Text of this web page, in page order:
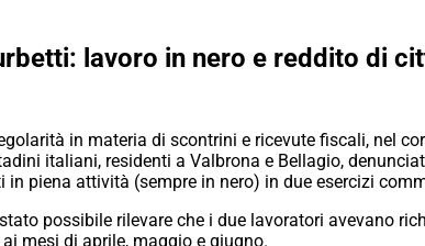
lavoro in nero e reddito di
in materia di scontrini e ricevute fiscali, nel
italiani, residenti a Valbrona e Bellagio,
piena attività (sempre in nero) in due esercizi
possibile rilevare che i due lavoratori avevano
mesi di aprile, maggio e giugno.